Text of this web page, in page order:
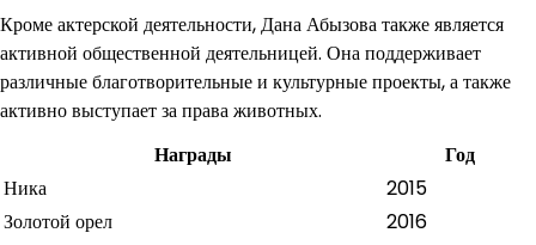
Кроме актерской деятельности, Дана Абызова также является
активной общественной деятельницей. Она поддерживает
различные благотворительные и культурные проекты, а также
активно выступает за права животных.
Награды
Год
Ника
2015
Золотой орел
2016